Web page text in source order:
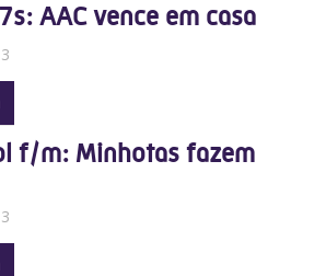
AAC vence em casa
f/m: Minhotas fazem